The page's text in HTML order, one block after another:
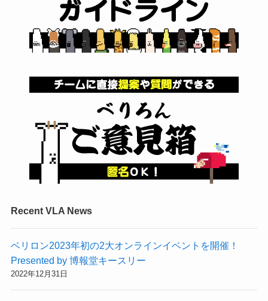
Recent VLA News
ベリロン2023年初の2大オンラインイベントを開催！
Presented by 博報堂キースリー
2022年12月31日